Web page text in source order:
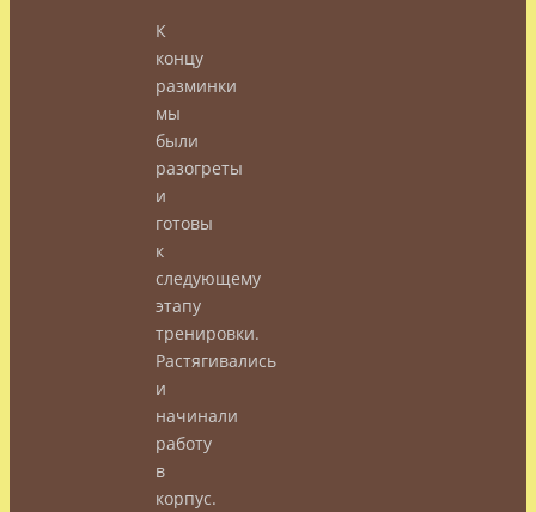
К
концу
разминки
мы
были
разогреты
и
готовы
к
следующему
этапу
тренировки.
Растягивались
и
начинали
работу
в
корпус.